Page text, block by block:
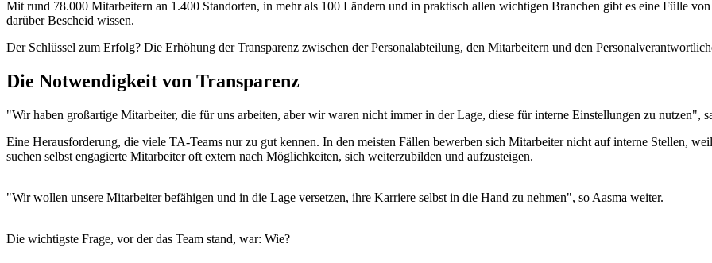
Mit rund 78.000 Mitarbeitern an 1.400 Standorten, in mehr als 100 Ländern und in praktisch allen wichtigen Branchen gibt es eine Fülle
darüber Bescheid wissen.
Der Schlüssel zum Erfolg? Die Erhöhung der Transparenz zwischen der Personalabteilung, den Mitarbeitern und den
Die Notwendigkeit von Transparenz
"Wir haben großartige Mitarbeiter, die für uns arbeiten, aber wir waren nicht immer in der Lage, diese für interne Einstellungen zu nutzen",
Eine Herausforderung, die viele TA-Teams nur zu gut kennen. In den meisten Fällen bewerben sich Mitarbeiter nicht auf interne Stellen,
suchen selbst engagierte Mitarbeiter oft extern nach Möglichkeiten, sich weiterzubilden und aufzusteigen.
"Wir wollen unsere Mitarbeiter befähigen und in die Lage versetzen, ihre Karriere selbst in die Hand zu nehmen", so Aasma weiter.
Die wichtigste Frage, vor der das Team stand, war: Wie?